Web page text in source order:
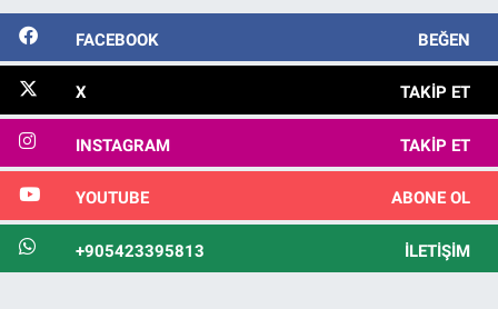
FACEBOOK BEĞEN
X TAKIP ET
INSTAGRAM TAKIP ET
YOUTUBE ABONE OL
+905423395813 İLETIŞIM